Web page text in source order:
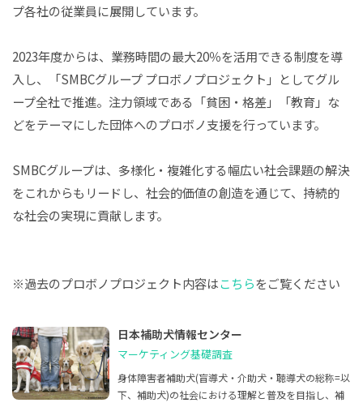
プ各社の従業員に展開しています。
2023年度からは、業務時間の最大20％を活用できる制度を導
入し、「SMBCグループ プロボノプロジェクト」としてグル
ープ全社で推進。注力領域である「貧困・格差」「教育」な
どをテーマにした団体へのプロボノ支援を行っています。
SMBCグループは、多様化・複雑化する幅広い社会課題の解決
をこれからもリードし、社会的価値の創造を通じて、持続的
な社会の実現に貢献します。
※過去のプロボノプロジェクト内容はこちらをご覧ください
日本補助犬情報センター
マーケティング基礎調査
身体障害者補助犬(盲導犬・介助犬・聴導犬の総称=以
下、補助犬)の社会における理解と普及を目指し、補